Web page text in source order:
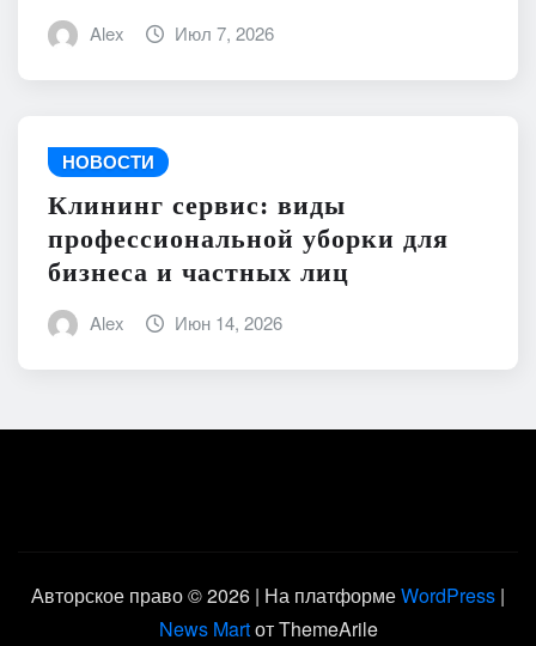
Alex Июл 7, 2026
НОВОСТИ
Клининг сервис: виды
профессиональной уборки для
бизнеса и частных лиц
Alex Июн 14, 2026
Авторское право © 2026 | На платформеWordPress |
News Martот ThemeArile